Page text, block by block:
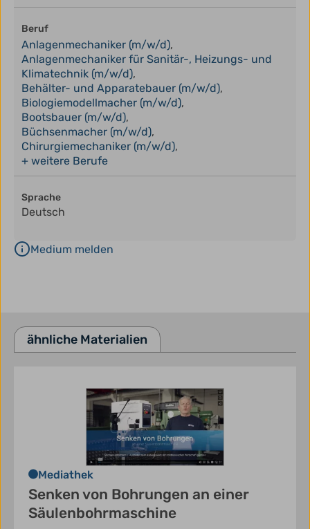
Beruf
Anlagenmechaniker (m/w/d),
Anlagenmechaniker für Sanitär-, Heizungs- und
Klimatechnik (m/w/d),
Behälter- und Apparatebauer (m/w/d),
Biologiemodellmacher (m/w/d),
Bootsbauer (m/w/d),
Büchsenmacher (m/w/d),
Chirurgiemechaniker (m/w/d),
+ weitere Berufe
Sprache
Deutsch
Medium melden
ähnliche Materialien
Mediathek
Senken von Bohrungen an einer
Säulenbohrmaschine